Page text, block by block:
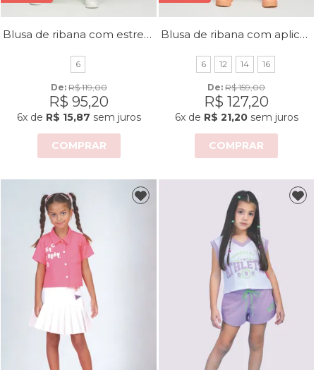
Blusa de ribana com estrela vazada
6
De: R$ 119,00
R$ 95,20
6xde R$ 15,87 sem juros
COMPRAR
Blusa de ribana com aplicação de strass
6 12 14 16
De: R$ 159,00
R$ 127,20
6xde R$ 21,20sem juros
COMPRAR